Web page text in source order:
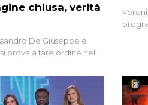
chiusa, verità
De Giuseppe e
prova a fare ordine nella
attorno a una delle
discusse degli ultimi
la vicenda